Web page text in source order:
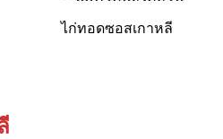
ไก่ทอดซอสเกาหลี